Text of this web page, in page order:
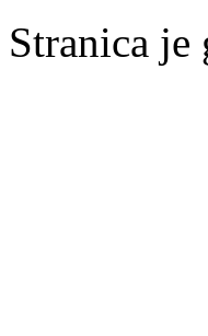
Stranica je